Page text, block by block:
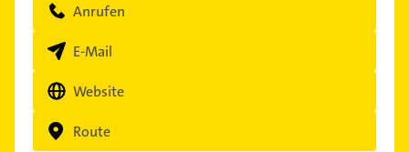
Anrufen
E-Mail
Website
Route